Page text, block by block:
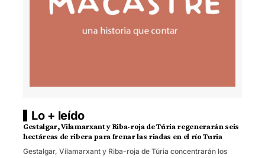
Lo + leído
Gestalgar, Vilamarxant y Riba-roja de Túria regenerarán seis
hectáreas de ribera para frenar las riadas en el río Turia
Gestalgar, Vilamarxant y Riba-roja de Túria concentrarán los